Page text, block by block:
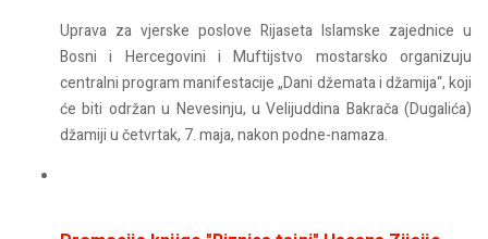
Uprava za vjerske poslove Rijaseta Islamske zajednice u
Bosni i Hercegovini i Muftijstvo mostarsko organizuju
centralni program manifestacije „Dani džemata i džamija“, koji
će biti održan u Nevesinju, u Velijuddina Bakrača (Dugalića)
džamiji u četvrtak, 7. maja, nakon podne-namaza.